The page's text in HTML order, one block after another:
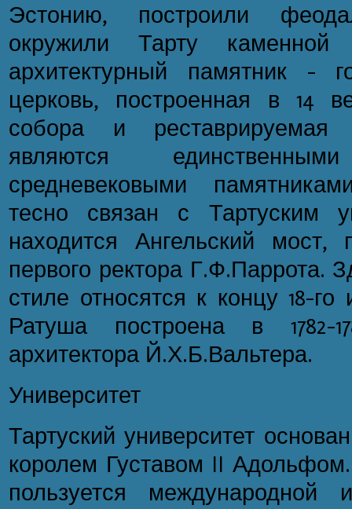
Эстонию, построили
окружили Тарту каменной
архитектурный памятник -
церковь, построенная в 14
собора и реставрируемая
являются
средневековыми
тесно связан с Тартуским
находится Ангельский
первого ректора Г.Ф.Паррота.
стиле относятся к концу 18-го
Ратуша построена в 1782-
архитектора Й.Х.Б.Вальтера.
Университет
Тартуский университет
королем Густавом II
пользуется международной